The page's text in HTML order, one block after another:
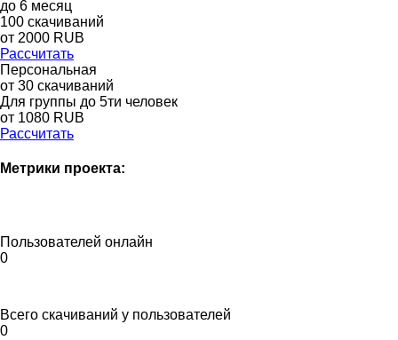
до 6 месяц
100 скачиваний
от 2000 RUB
Рассчитать
Персональная
от 30 скачиваний
Для группы до 5ти человек
от 1080 RUB
Рассчитать
Метрики проекта:
Пользователей онлайн
0
Всего скачиваний у пользователей
0